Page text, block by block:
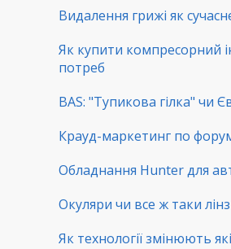
Видалення грижі як
Як купити компресорний
потреб
BAS: "Тупикова гілка" чи
Крауд-маркетинг по
Обладнання Hunter для
Окуляри чи все ж таки
Як технології змінюють